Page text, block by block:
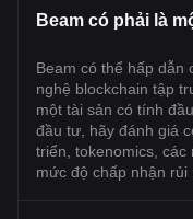
Beam có phải là
Beam có thể hấp dẫn
nghệ blockchain tập
một tài sản có tính
đầu tư, hãy đánh giá
triển, tokenomics,
mức độ chấp nhận rủi